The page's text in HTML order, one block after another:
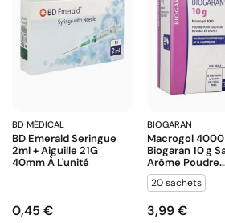
BD MÉDICAL
BD Emerald Seringue
2ml + Aiguille 21G
40mm À L'unité
Prix
0,45 €
BIOGARAN
Macrogol
Biogaran 10 G
Arôme
20 sachets
Prix
3,99 €